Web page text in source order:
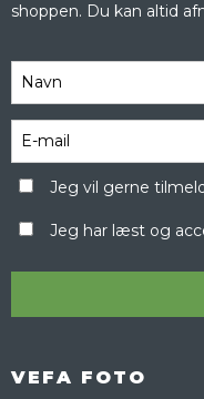
shoppen. Du kan altid
Jeg vil gerne
Jeg har læst og
VEFA FOTO